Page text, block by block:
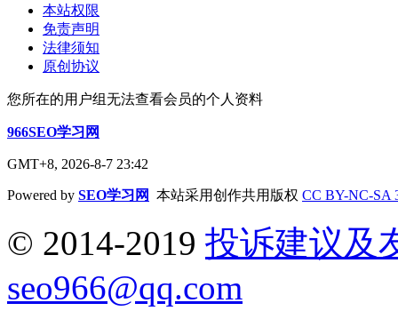
本站权限
免责声明
法律须知
原创协议
您所在的用户组无法查看会员的个人资料
966SEO学习网
GMT+8, 2026-8-7 23:42
Powered by SEO学习网 本站采用创作共用版权 CC BY-NC-SA
© 2014-2019 投诉建议及
seo966@qq.com